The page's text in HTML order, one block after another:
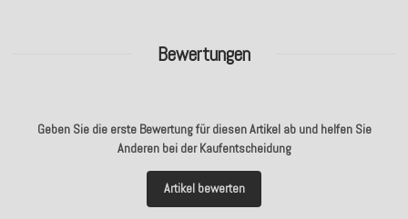
Bewertungen
Geben Sie die erste Bewertung für diesen Artikel ab und helfen Sie
Anderen bei der Kaufentscheidung
Artikel bewerten